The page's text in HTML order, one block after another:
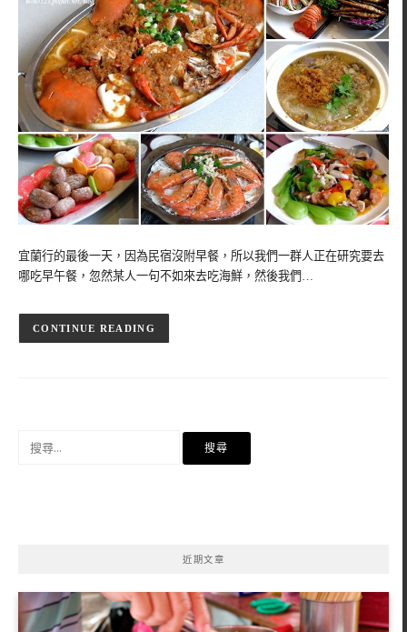
宜蘭行的最後一天，因為民宿沒附早餐，所以我們一群人正在研究要去
哪吃早午餐，忽然某人一句不如來去吃海鮮，然後我們…
CONTINUE READING
近期文章